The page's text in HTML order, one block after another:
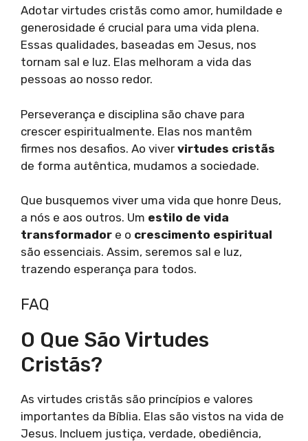
Adotar virtudes cristãs como amor, humildade e
generosidade é crucial para uma vida plena.
Essas qualidades, baseadas em Jesus, nos
tornam sal e luz. Elas melhoram a vida das
pessoas ao nosso redor.
Perseverança e disciplina são chave para
crescer espiritualmente. Elas nos mantêm
firmes nos desafios. Ao viver virtudes cristãs
de forma autêntica, mudamos a sociedade.
Que busquemos viver uma vida que honre Deus,
a nós e aos outros. Um estilo de vida
transformador e o crescimento espiritual
são essenciais. Assim, seremos sal e luz,
trazendo esperança para todos.
FAQ
O Que São Virtudes
Cristãs?
As virtudes cristãs são princípios e valores
importantes da Bíblia. Elas são vistos na vida de
Jesus. Incluem justiça, verdade, obediência,